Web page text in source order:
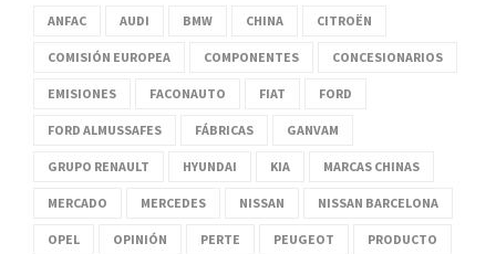
ANFAC AUDI BMW CHINA CITROËN
COMISIÓN EUROPEA COMPONENTES CONCESIONARIOS
EMISIONES FACONAUTO FIAT FORD
FORD ALMUSSAFES FÁBRICAS GANVAM
GRUPO RENAULT HYUNDAI KIA MARCAS CHINAS
MERCADO MERCEDES NISSAN NISSAN BARCELONA
OPEL OPINIÓN PERTE PEUGEOT PRODUCTO